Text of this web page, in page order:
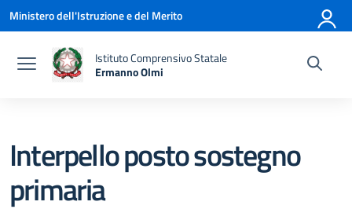
Vai ai contenuti
Vai al menu di navigazione
Vai al footer
Ministero dell'Istruzione e del Merito
Istituto Comprensivo Statale
Ermanno Olmi
Interpello posto sostegno
primaria